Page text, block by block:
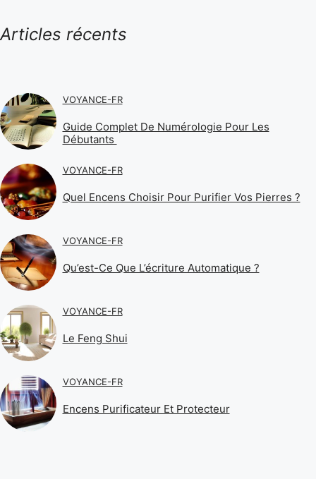
Articles récents
VOYANCE-FR
Guide Complet De Numérologie Pour Les
Débutants
VOYANCE-FR
Quel Encens Choisir Pour Purifier Vos Pierres ?
VOYANCE-FR
Qu’est-Ce Que L’écriture Automatique ?
VOYANCE-FR
Le Feng Shui
VOYANCE-FR
Encens Purificateur Et Protecteur